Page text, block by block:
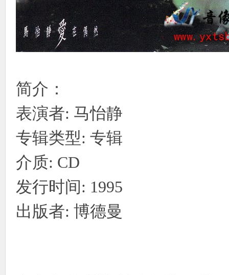
简介：
表演者: 马怡静
专辑类型: 专辑
介质: CD
发行时间: 1995
出版者: 博德曼